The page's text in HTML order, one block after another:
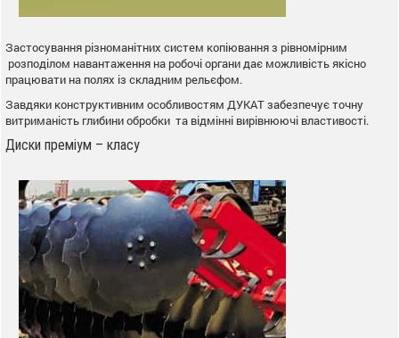
Застосування різноманітних систем копіювання з рівномірним
розподілом навантаження на робочі органи дає можливість якісно
працювати на полях із складним рельєфом.
Завдяки конструктивним особливостям ДУКАТ забезпечує точну
витриманість глибини обробки та відмінні вирівнюючі властивості.
Диски преміум – класу